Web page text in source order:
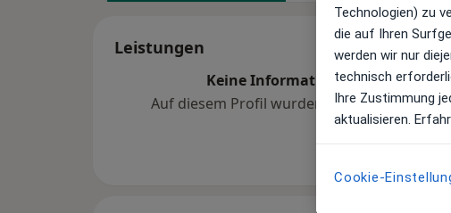
Leistungen
Keine Informationen über
Auf diesem Profil wurden noch keine
hinzugefügt.
Technologien) zu
die auf Ihren
werden wir nur
technisch
Ihre Zustimmung
aktualisieren.
Cookie-